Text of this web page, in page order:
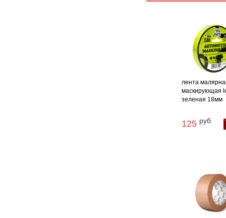
лента
маскирующая
зеленая 18мм
125 руб